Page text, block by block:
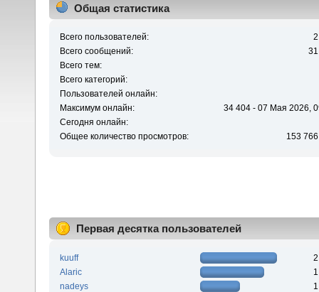
Общая статистика
Всего пользователей:
Всего сообщений:
Всего тем:
Всего категорий:
Пользователей онлайн:
Максимум онлайн:
34 404 - 07 Мая 2026,
Сегодня онлайн:
Общее количество просмотров:
153
Первая десятка пользователей
kuuff
Alaric
nadeys